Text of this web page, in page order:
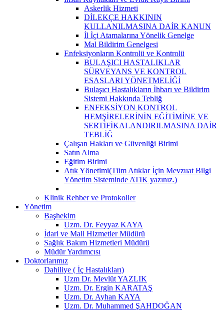
Askerlik Hizmeti
DİLEKÇE HAKKININ
KULLANILMASINA DAİR KANUN
İl İçi Atamalarına Yönelik Genelge
Mal Bildirim Genelgesi
Enfeksiyonların Kontrolü ve Kontrolü
BULAŞICI HASTALIKLAR
SÜRVEYANS VE KONTROL
ESASLARI YÖNETMELİĞİ
Bulaşıcı Hastalıkların İhbarı ve Bildirim
Sistemi Hakkında Tebliğ
ENFEKSİYON KONTROL
HEMŞİRELERİNİN EĞİTİMİNE VE
SERTİFİKALANDIRILMASINA DAİR
TEBLİĞ
Çalışan Hakları ve Güvenliği Birimi
Satın Alma
Eğitim Birimi
Atık Yönetimi(Tüm Atıklar İçin Mevzuat Bilgi
Yönetim Sisteminde ATIK yazınız.)
Klinik Rehber ve Protokoller
Yönetim
Başhekim
Uzm. Dr. Feyyaz KAYA
İdari ve Mali Hizmetler Müdürü
Sağlık Bakım Hizmetleri Müdürü
Müdür Yardımcısı
Doktorlarımız
Dahiliye ( İç Hastalıkları)
Uzm Dr. Mevlüt YAZLIK
Uzm. Dr. Ergin KARATAŞ
Uzm. Dr. Ayhan KAYA
Uzm. Dr. Muhammed ŞAHDOĞAN